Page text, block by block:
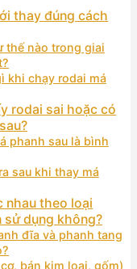
thay đúng cách
thế nào trong giai
khi chạy rodai má
rodai sai hoặc có
phanh sau là bình
sau khi thay má
nhau theo loại
sử dụng không?
đĩa và phanh tang
bán kim loại, gốm)